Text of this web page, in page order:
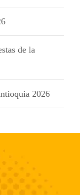
de la
2026